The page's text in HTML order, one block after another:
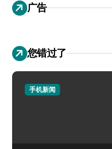
广告
您错过了
手机新闻